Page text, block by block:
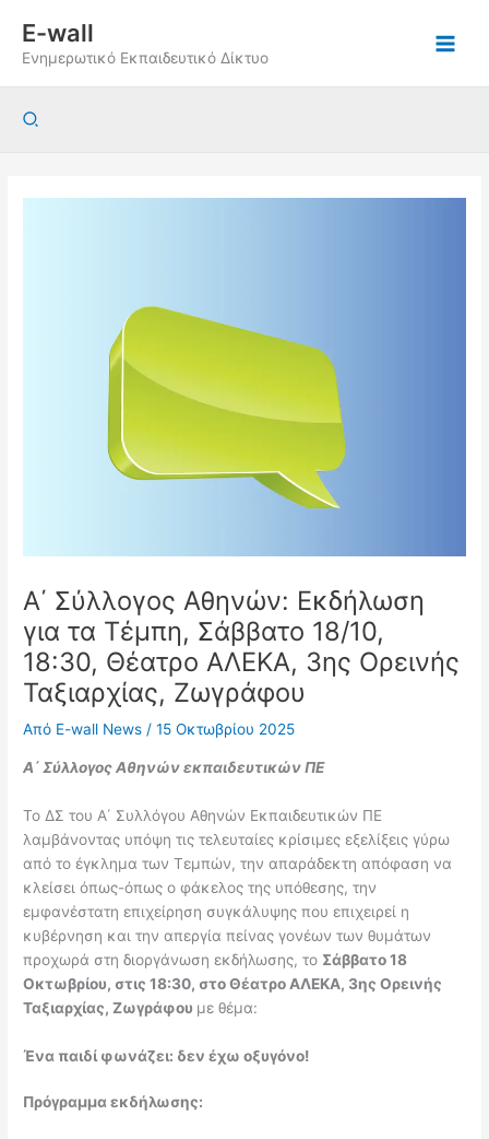
περιεχόμενο
E-wall
Ενημερωτικό Εκπαιδευτικό Δίκτυο
Αναζήτηση
Α΄ Σύλλογος Αθηνών: Εκδήλωση
για τα Τέμπη, Σάββατο 18/10,
18:30, Θέατρο ΑΛΕΚΑ, 3ης Ορεινής
Ταξιαρχίας, Ζωγράφου
Από E-wall News /15 Οκτωβρίου 2025
Α΄ Σύλλογος Αθηνών εκπαιδευτικών ΠΕ
Το ΔΣ του Α΄ Συλλόγου Αθηνών Εκπαιδευτικών ΠΕ
λαμβάνοντας υπόψη τις τελευταίες κρίσιμες εξελίξεις γύρω
από το έγκλημα των Τεμπών, την απαράδεκτη απόφαση να
κλείσει όπως-όπως ο φάκελος της υπόθεσης, την
εμφανέστατη επιχείρηση συγκάλυψης που επιχειρεί η
κυβέρνηση και την απεργία πείνας γονέων των θυμάτων
προχωρά στη διοργάνωση εκδήλωσης, το Σάββατο 18
Οκτωβρίου, στις 18:30, στο Θέατρο ΑΛΕΚΑ, 3ης Ορεινής
Ταξιαρχίας, Ζωγράφου με θέμα:
Ένα παιδί φωνάζει: δεν έχω οξυγόνο!
Πρόγραμμα εκδήλωσης: